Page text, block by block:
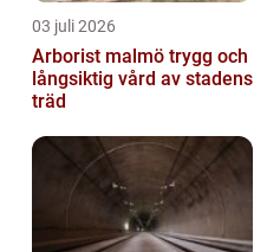
03 juli 2026
Arborist malmö trygg och
långsiktig vård av stadens
träd